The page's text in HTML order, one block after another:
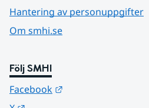
Hantering av personuppgifter
Om smhi.se
Följ SMHI
Facebook